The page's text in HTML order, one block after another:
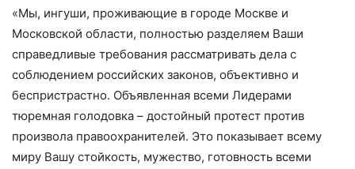
«Мы, ингуши, проживающие в городе Москве и
Московской области, полностью разделяем Ваши
справедливые требования рассматривать дела с
соблюдением российских законов, объективно и
беспристрастно. Объявленная всеми Лидерами
тюремная голодовка – достойный протест против
произвола правоохранителей. Это показывает всему
миру Вашу стойкость, мужество, готовность всеми